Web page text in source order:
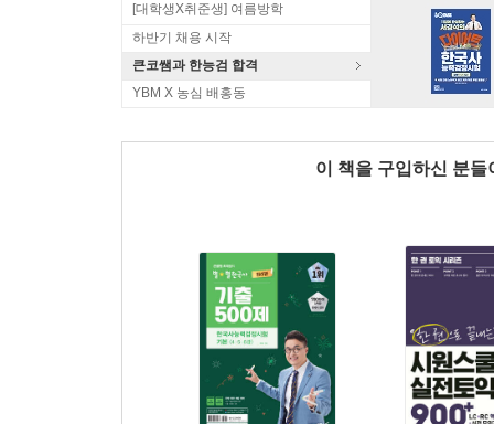
[대학생X취준생] 여름방학
하반기 채용 시작
큰코쌤과 한능검 합격
YBM X 농심 배홍동
이 책을 구입하신 분